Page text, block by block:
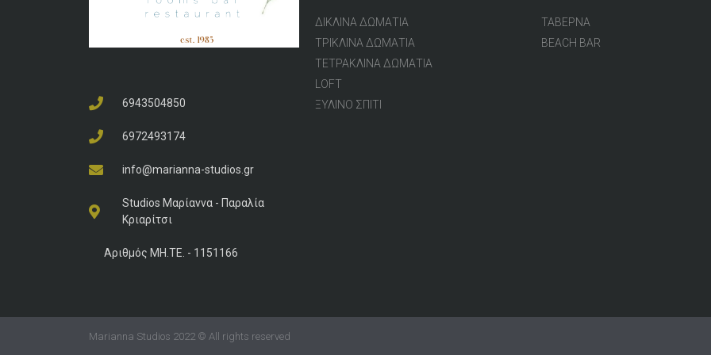
6943504850
6972493174
info@marianna-studios.gr
Studios Μαρίαννα - Παραλία
Κριαρίτσι
Αριθμός ΜΗ.ΤΕ. - 1151166
ΔΙΚΛΙΝΑ ΔΩΜΑΤΙΑ
ΤΡΙΚΛΙΝΑ ΔΩΜΑΤΙΑ
ΤΕΤΡΑΚΛΙΝΑ ΔΩΜΑΤΙΑ
LOFT
ΞΥΛΙΝΟ ΣΠΙΤΙ
ΤΑΒΕΡΝΑ
BEACH BAR
Marianna Studios 2022 © All rights reserved